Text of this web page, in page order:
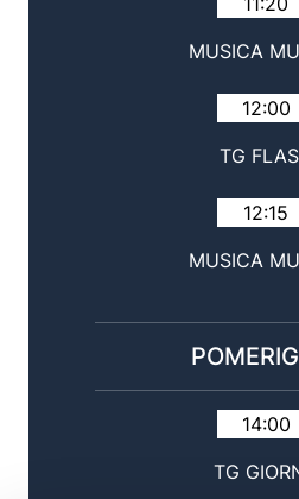
MUSICA
12:00
TG
12:15
MUSICA
14:00
TG